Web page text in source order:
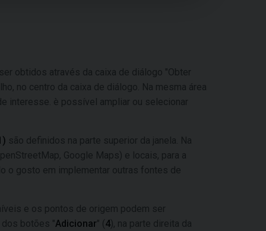
obtidos através da caixa de diálogo "Obter
no centro da caixa de diálogo. Na mesma área
interesse. è possível ampliar ou selecionar
são definidos na parte superior da janela. Na
Google Maps) e locais, para a
o gosto em implementar outras fontes de
e os pontos de origem podem ser
botões "Adicionar" ( 4), na parte direita da